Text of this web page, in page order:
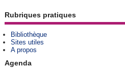
Rubriques pratiques
Bibliothèque
Sites utiles
A propos
Agenda